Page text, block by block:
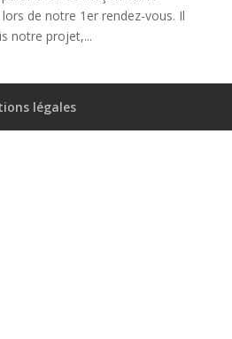
de notre 1er rendez-vous. Il
notre projet,...
légales